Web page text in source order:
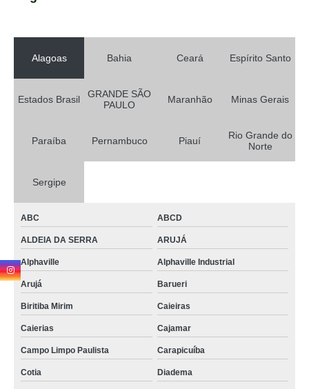
Alagoas Bahia Ceará Espírito Santo
Estados Brasil
GRANDE SÃO
PAULO
Maranhão Minas Gerais
Paraíba Pernambuco Piauí
Rio Grande do
Norte
Sergipe
ABC ABCD
ALDEIA DA SERRA ARUJÁ
Alphaville Alphaville Industrial
Arujá Barueri
Biritiba Mirim Caieiras
Caierias Cajamar
Campo Limpo Paulista Carapicuíba
Cotia Diadema